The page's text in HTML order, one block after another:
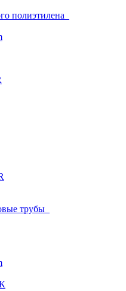
полиэтилена
трубы